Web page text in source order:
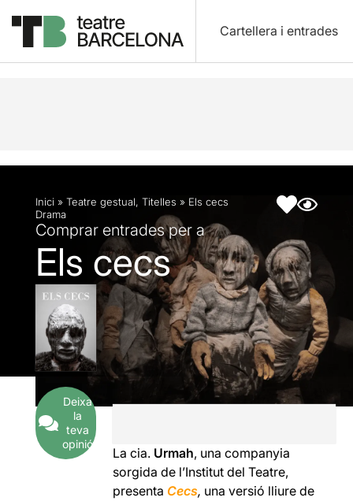
Cartellera i entrades
Descripció Fitxa artística Fotos i vídeos
Inici » Teatre gestual, Titelles » Els cecs
Drama
Comprar entrades per a
Els cecs
Deixa
la
teva
opinió
La cia. Urmah, una companyia
sorgida de l’Institut del Teatre,
presenta Cecs, una versió lliure de